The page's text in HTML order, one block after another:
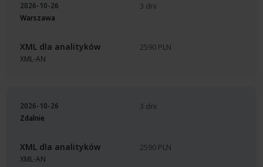
2026-10-26
Warszawa
XML dla analityków
XML-AN
3 dni
2590 PLN
2026-10-26
Zdalnie
XML dla analityków
XML-AN
3 dni
2590 PLN